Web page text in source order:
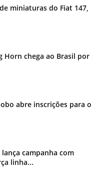
miniaturas do Fiat 147,
Horn chega ao Brasil por
abre inscrições para o
campanha com
linha...